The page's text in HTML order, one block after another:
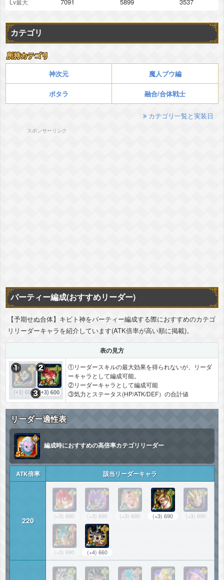
カテゴリ
所持カテゴリ
神次元 魔人ブウ編
ポタラ 融合/合体戦士
カテゴリ一覧と実装日
スポンサーリンク
パーティー編成(おすすめリーダー)
【予期せぬ合体】キビト神をパーティー編成する際におすすめのカテゴ
リリーダーキャラを紹介しています(ATK倍率が高い順に掲載)。
表の見方
①リーダースキルの最大効果を得られないが、リーダ
ーキャラとして編成可能。
②リーダーキャラとして編成可能
③気力とステータス(HP/ATK/DEF）の合計値
リーダー適性表
編成時におすすめの高倍率カテゴリリーダー
ATK倍率 該当リーダーキャラ
220 (+3) 690 (+3) 690 (+3) 690 (+3) 690 (+3) 690
(+3) 690 (+4) 660